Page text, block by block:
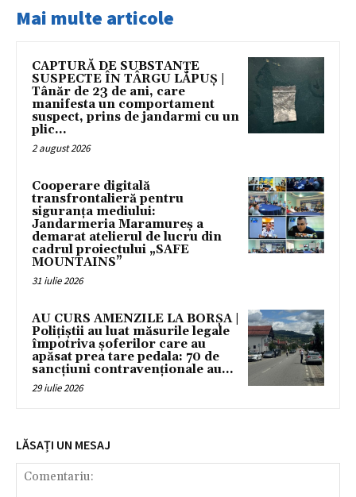
Mai multe articole
CAPTURĂ DE SUBSTANȚE
SUSPECTE ÎN TÂRGU LĂPUȘ |
Tânăr de 23 de ani, care
manifesta un comportament
suspect, prins de jandarmi cu un
plic...
2 august 2026
Cooperare digitală
transfrontalieră pentru
siguranța mediului:
Jandarmeria Maramureș a
demarat atelierul de lucru din
cadrul proiectului „SAFE
MOUNTAINS”
31 iulie 2026
AU CURS AMENZILE LA BORȘA |
Polițiștii au luat măsurile legale
împotriva șoferilor care au
apăsat prea tare pedala: 70 de
sancțiuni contravenționale au...
29 iulie 2026
LĂSAȚI UN MESAJ